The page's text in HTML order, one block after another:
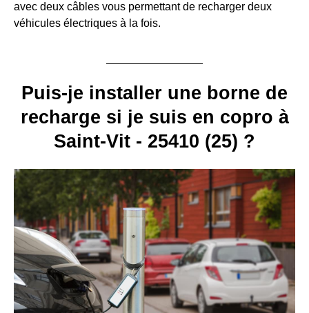
avec deux câbles vous permettant de recharger deux
véhicules électriques à la fois.
Puis-je installer une borne de
recharge si je suis en copro à
Saint-Vit - 25410 (25) ?